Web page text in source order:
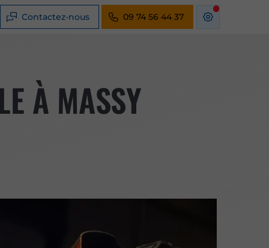
Contactez-nous 09 74 56 44 37
À MASSY